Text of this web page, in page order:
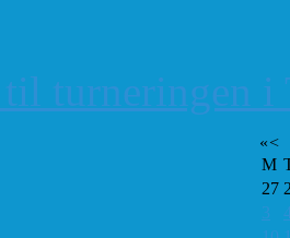
turneringen i
«<
M
27
3